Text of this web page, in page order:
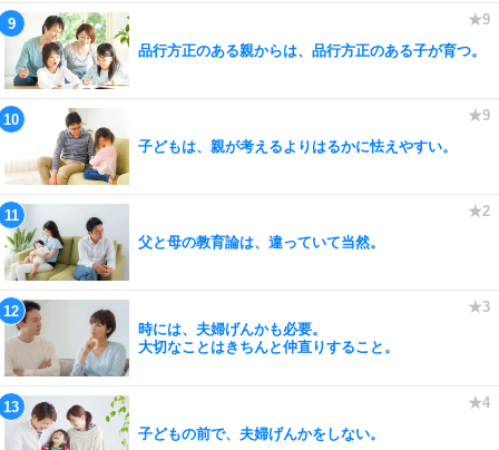
品行方正のある親からは、品行方正のある子が育つ。
子どもは、親が考えるよりはるかに怯えやすい。
父と母の教育論は、違っていて当然。
時には、夫婦げんかも必要。
大切なことはきちんと仲直りすること。
子どもの前で、夫婦げんかをしない。